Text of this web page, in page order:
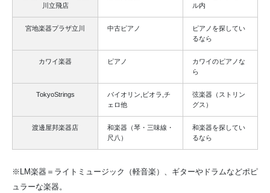
川立飛店
ル内
宮地楽器プラザ立川 中古ピアノ
ピアノを探してい
るなら
カワイ楽器 ピアノ
カワイのピアノな
ら
TokyoStrings
バイオリン,ビオラ,チ
ェロ他
弦楽器（ストリン
グス）
渡邊屋邦楽器店
和楽器（琴・三味線・
尺八）
和楽器を探してい
るなら
※LM楽器＝ライトミュージック（軽音楽）、ギターやドラムなどポピ
ュラーな楽器。